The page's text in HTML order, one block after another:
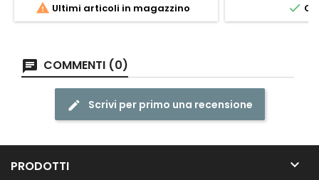
 Ultimi articoli in magazzino 
COMMENTI (0)
Scrivi per primo una recensione
PRODOTTI 